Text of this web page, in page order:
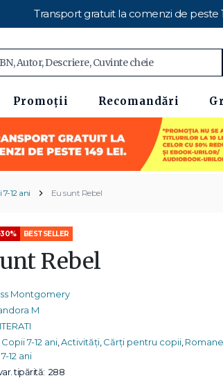
Transport gratuit la comenzi de peste
Promoții Recomandări
7-12 ani Eu sunt Rebel
BESTSELLER
Rebel
Montgomery
M
Copii 7-12 ani Activități Cărți pentru copii
7-12 ani
tipărită: 288